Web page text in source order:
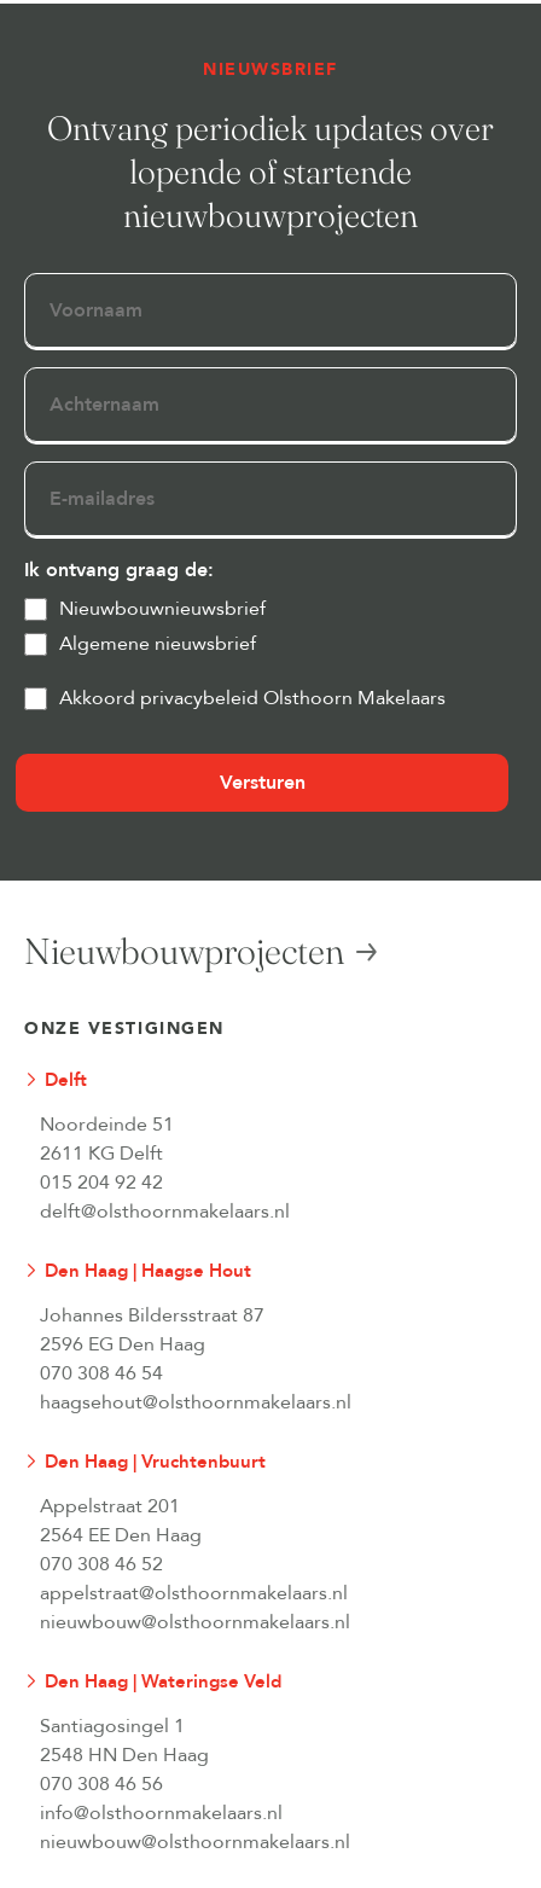
NIEUWSBRIEF
Ontvang periodiek updates over
lopende of startende
nieuwbouwprojecten
Voornaam
Achternaam
E-
mailadres
Ik ontvang graag de:
Nieuwbouwnieuwsbrief
Algemene nieuwsbrief
Privacy
Cookies
Akkoord privacybeleid Olsthoorn Makelaars
Nieuwbouwprojecten
ONZE VESTIGINGEN
Delft
Noordeinde 51
2611 KG Delft
015 204 92 42
delft@olsthoornmakelaars.nl
Den Haag | Haagse Hout
Johannes Bildersstraat 87
2596 EG Den Haag
070 308 46 54
haagsehout@olsthoornmakelaars.nl
Den Haag | Vruchtenbuurt
Appelstraat 201
2564 EE Den Haag
070 308 46 52
appelstraat@olsthoornmakelaars.nl
nieuwbouw@olsthoornmakelaars.nl
Den Haag | Wateringse Veld
Santiagosingel 1
2548 HN Den Haag
070 308 46 56
info@olsthoornmakelaars.nl
nieuwbouw@olsthoornmakelaars.nl